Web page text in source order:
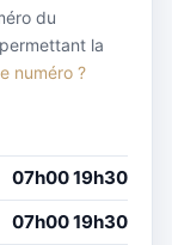
du
la
numéro ?
07h00 19h30
07h00 19h30